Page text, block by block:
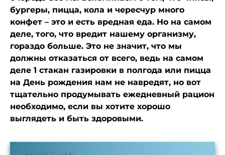
бургеры, пицца, кола и чересчур много
конфет – это и есть вредная еда. Но на самом
деле, того, что вредит нашему организму,
гораздо больше. Это не значит, что мы
должны отказаться от всего, ведь на самом
деле 1 стакан газировки в полгода или пицца
на День рождения нам не навредят, но вот
тщательно продумывать ежедневный рацион
необходимо, если вы хотите хорошо
выглядеть и быть здоровыми.